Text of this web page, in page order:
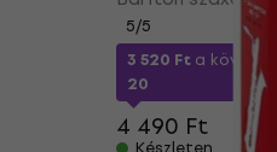
5/5
3 520 Fta
20
4 490 Ft